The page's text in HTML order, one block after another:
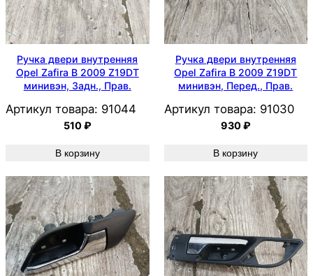
Ручка двери внутренняя
Opel Zafira B 2009 Z19DT
минивэн, Задн., Прав.
Артикул товара: 91044
510₽
В корзину
Ручка двери внутренняя
Opel Zafira B 2009 Z19DT
минивэн, Перед., Прав.
Артикул товара: 91030
930₽
В корзину